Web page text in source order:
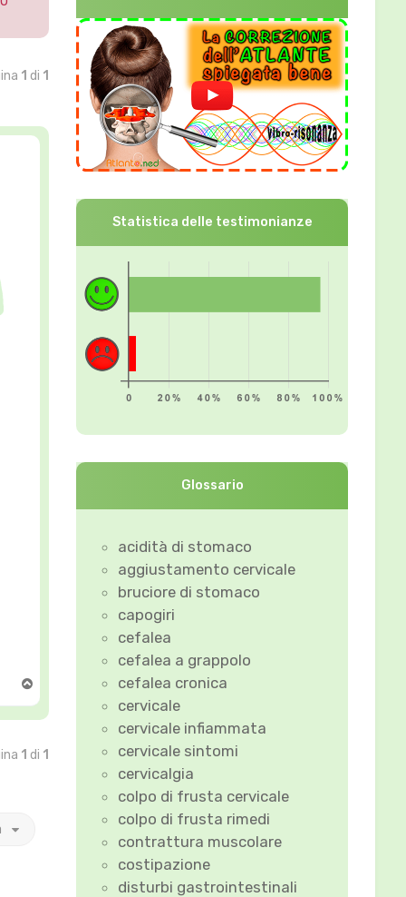
1 di 1
o
1 di 1
Statistica delle testimonianze
Glossario
acidità di stomaco
aggiustamento cervicale
bruciore di stomaco
capogiri
cefalea
cefalea a grappolo
cefalea cronica
cervicale
cervicale infiammata
cervicale sintomi
cervicalgia
colpo di frusta cervicale
colpo di frusta rimedi
contrattura muscolare
costipazione
disturbi gastrointestinali